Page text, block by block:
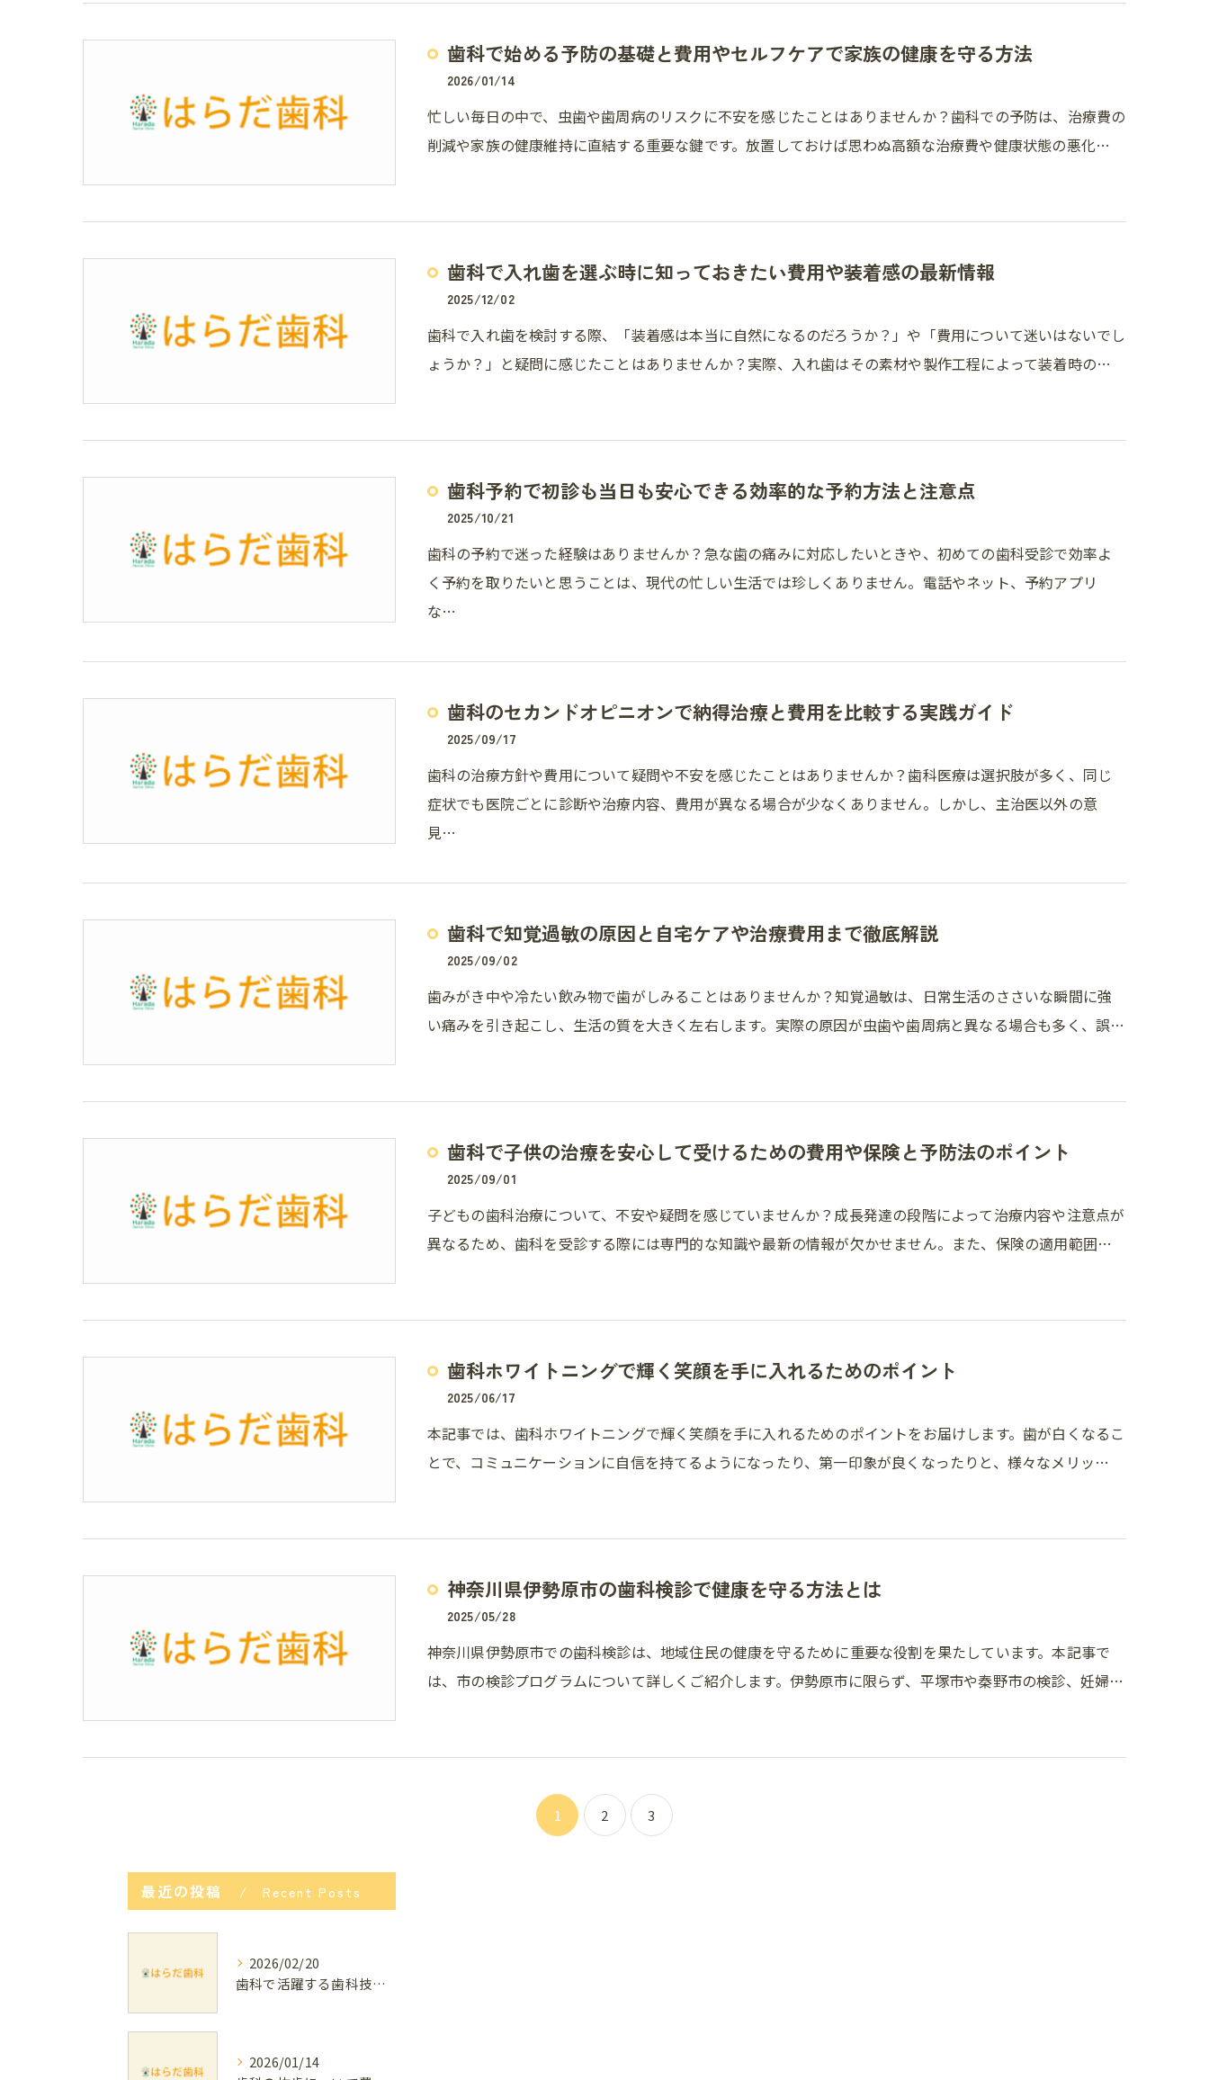
歯科で始める予防の基礎と費用やセルフケアで家族の健康を守る方法
2026/01/14
忙しい毎日の中で、虫歯や歯周病のリスクに不安を感じたことはありませんか？歯科での予防は、治療費の
削減や家族の健康維持に直結する重要な鍵です。放置しておけば思わぬ高額な治療費や健康状態の悪化…
歯科で入れ歯を選ぶ時に知っておきたい費用や装着感の最新情報
2025/12/02
歯科で入れ歯を検討する際、「装着感は本当に自然になるのだろうか？」や「費用について迷いはないでし
ょうか？」と疑問に感じたことはありませんか？実際、入れ歯はその素材や製作工程によって装着時の…
歯科予約で初診も当日も安心できる効率的な予約方法と注意点
2025/10/21
歯科の予約で迷った経験はありませんか？急な歯の痛みに対応したいときや、初めての歯科受診で効率よ
く予約を取りたいと思うことは、現代の忙しい生活では珍しくありません。電話やネット、予約アプリ
な…
歯科のセカンドオピニオンで納得治療と費用を比較する実践ガイド
2025/09/17
歯科の治療方針や費用について疑問や不安を感じたことはありませんか？歯科医療は選択肢が多く、同じ
症状でも医院ごとに診断や治療内容、費用が異なる場合が少なくありません。しかし、主治医以外の意
見…
歯科で知覚過敏の原因と自宅ケアや治療費用まで徹底解説
2025/09/02
歯みがき中や冷たい飲み物で歯がしみることはありませんか？知覚過敏は、日常生活のささいな瞬間に強
い痛みを引き起こし、生活の質を大きく左右します。実際の原因が虫歯や歯周病と異なる場合も多く、誤…
歯科で子供の治療を安心して受けるための費用や保険と予防法のポイント
2025/09/01
子どもの歯科治療について、不安や疑問を感じていませんか？成長発達の段階によって治療内容や注意点が
異なるため、歯科を受診する際には専門的な知識や最新の情報が欠かせません。また、保険の適用範囲…
歯科ホワイトニングで輝く笑顔を手に入れるためのポイント
2025/06/17
本記事では、歯科ホワイトニングで輝く笑顔を手に入れるためのポイントをお届けします。歯が白くなるこ
とで、コミュニケーションに自信を持てるようになったり、第一印象が良くなったりと、様々なメリッ…
神奈川県伊勢原市の歯科検診で健康を守る方法とは
2025/05/28
神奈川県伊勢原市での歯科検診は、地域住民の健康を守るために重要な役割を果たしています。本記事で
は、市の検診プログラムについて詳しくご紹介します。伊勢原市に限らず、平塚市や秦野市の検診、妊婦…
1 2 3
最近の投稿 Recent Posts
2026/02/20
歯科で活躍する歯科技工士の仕事内容と資格取得・年収のリアルガイド
2026/01/14